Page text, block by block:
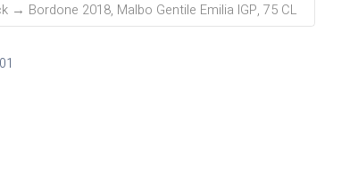
→ Bordone 2018, Malbo Gentile Emilia IGP, 75 CL